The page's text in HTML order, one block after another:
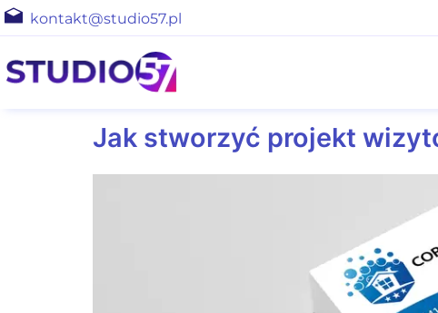
kontakt@studio57.pl
Jak stworzyć projekt